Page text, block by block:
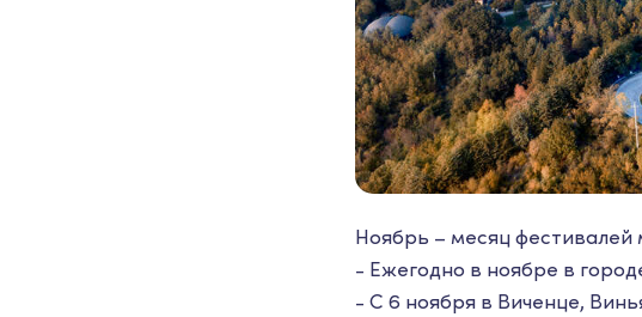
Ноябрь – месяц фестивалей
- Ежегодно в ноябре в
- С 6 ноября в Виченце,